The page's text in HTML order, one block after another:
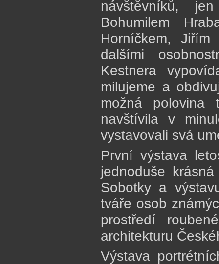
návštěvníků,
Bohumilem
Horníčkem,
dalšími
Kestnera
milujeme a
možná polovina
navštívila v
vystavovali svá
První výstava
jednoduše
Sobotky a
tváře osob
prostředí
architekturu
Výstava